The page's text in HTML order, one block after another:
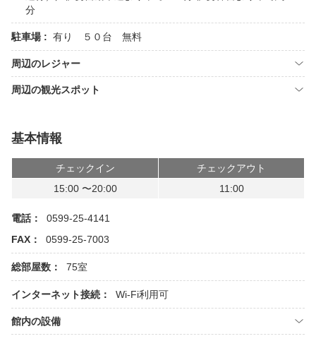
分
駐車場 : 有り ５０台 無料
周辺のレジャー
周辺の観光スポット
基本情報
チェックイン
チェックアウト
15:00 〜20:00
11:00
電話：
0599-25-4141
FAX：
0599-25-7003
総部屋数： 75室
インターネット接続： Wi-Fi利用可
館内の設備